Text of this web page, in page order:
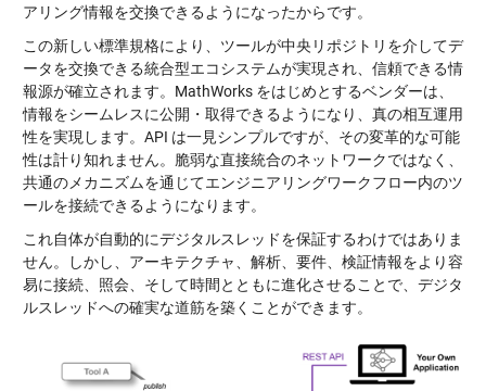
アリング情報を交換できるようになったからです。
この新しい標準規格により、ツールが中央リポジトリを介してデ
ータを交換できる統合型エコシステムが実現され、信頼できる情
報源が確立されます。MathWorks をはじめとするベンダーは、
情報をシームレスに公開・取得できるようになり、真の相互運用
性を実現します。API は一見シンプルですが、その変革的な可能
性は計り知れません。脆弱な直接統合のネットワークではなく、
共通のメカニズムを通じてエンジニアリングワークフロー内のツ
ールを接続できるようになります。
これ自体が自動的にデジタルスレッドを保証するわけではありま
せん。しかし、アーキテクチャ、解析、要件、検証情報をより容
易に接続、照会、そして時間とともに進化させることで、デジタ
ルスレッドへの確実な道筋を築くことができます。